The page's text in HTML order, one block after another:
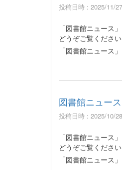
投稿日時 : 2025/11/27
「図書館ニュース
どうぞご覧ください
「図書館ニュース
図書館ニュー
投稿日時 : 2025/10/28
「図書館ニュース
どうぞご覧ください
「図書館ニュース